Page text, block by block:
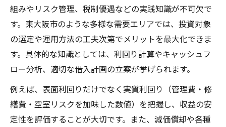
組みやリスク管理、税制優遇などの実践知識が不可欠で
す。東大阪市のような多様な需要エリアでは、投資対象
の選定や運用方法の工夫次第でメリットを最大化できま
す。具体的な知識としては、利回り計算やキャッシュフ
ロー分析、適切な借入計画の立案が挙げられます。
例えば、表面利回りだけでなく実質利回り（管理費・修
繕費・空室リスクを加味した数値）を把握し、収益の安
定性を評価することが大切です。また、減価償却や各種